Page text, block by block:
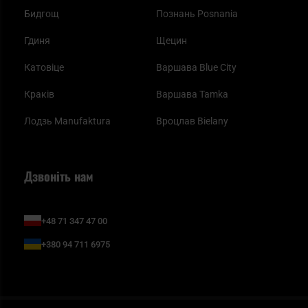
Бидгощ
Гдиня
Катовіце
Краків
Лодзь Manufaktura
Познань Posnania
Щецин
Варшава Blue City
Варшава Tamka
Вроцлав Bielany
Дзвоніть нам
+48 71 347 47 00
+380 94 711 6975